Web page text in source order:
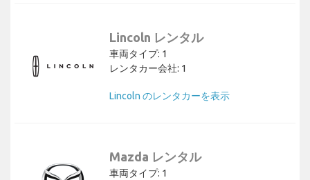
Lincoln レンタル
車両タイプ: 1
レンタカー会社: 1
Lincoln のレンタカーを表示
Mazda レンタル
車両タイプ: 1